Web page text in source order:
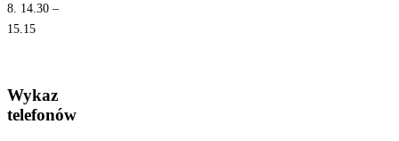
8. 14.30 –
15.15
Wykaz
telefonów